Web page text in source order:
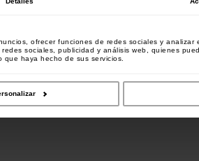
ofrecer funciones de redes sociales y analizar
sociales, publicidad y análisis web, quienes
haya hecho de sus servicios.